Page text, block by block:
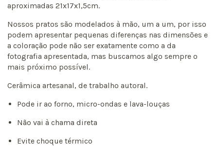
aproximadas 21x17x1,5cm.
Nossos pratos são modelados à mão, um a um, por isso
podem apresentar pequenas diferenças nas dimensões e
a coloração pode não ser exatamente como a da
fotografia apresentada, mas buscamos algo sempre o
mais próximo possível.
Cerâmica artesanal, de trabalho autoral.
Pode ir ao forno, micro-ondas e lava-louças
Não vai à chama direta
Evite choque térmico